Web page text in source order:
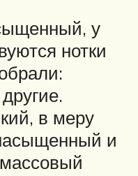
у
нотки
в меру
и